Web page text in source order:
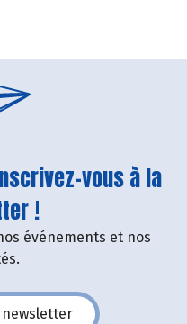
vous à la
!
événements et nos